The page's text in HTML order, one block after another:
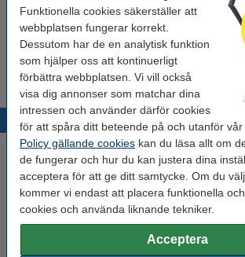
Funktionella cookies säkerställer att
webbplatsen fungerar korrekt.
Dessutom har de en analytisk funktion
som hjälper oss att kontinuerligt
förbättra webbplatsen. Vi vill också
visa dig annonser som matchar dina
intressen och använder därför cookies
för att spåra ditt beteende på och utanför
Policy gällande cookies kan du läsa allt om
de fungerar och hur du kan justera dina
acceptera för att ge ditt samtycke. Om du
kommer vi endast att placera funktionella
cookies och använda liknande tekniker.
Acceptera
Pennställ vit/rosa | Leitz WOW
105 kr
Populära produkter